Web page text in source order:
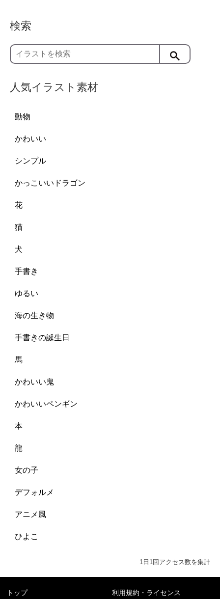
検索
人気イラスト素材
動物
かわいい
シンプル
かっこいいドラゴン
花
猫
犬
手書き
ゆるい
海の生き物
手書きの誕生日
馬
かわいい鬼
かわいいペンギン
本
龍
女の子
デフォルメ
アニメ風
ひよこ
1日1回アクセス数を集計
トップ 利用規約・ライセンス